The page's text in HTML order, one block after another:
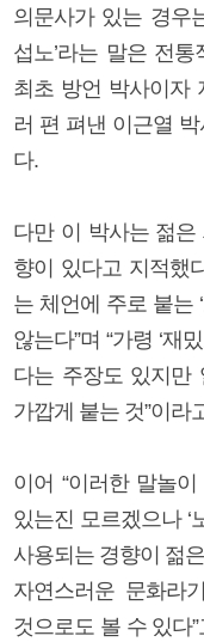
의문사가 있는 경우는
섭노’라는 말은 전
최초 방언 박사이자
러 편 펴낸 이근열 박
다.
다만 이 박사는 젊은
향이 있다고 지적했
는 체언에 주로 붙는
않는다”며 “가령 ‘재
다는 주장도 있지만
가깝게 붙는 것”이라
이어 “이러한 말놀
있는진 모르겠으나 ‘
사용되는 경향이 젊
자연스러운 문화라
것으로도 볼 수 있다